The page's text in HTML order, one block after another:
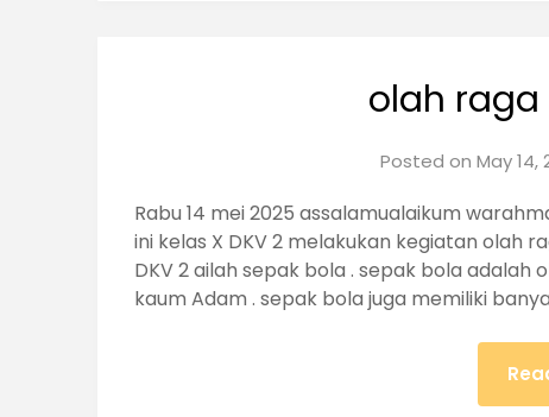
olah
Posted on May 14,
Rabu 14 mei 2025 assalamualaikum
ini kelas X DKV 2 melakukan kegiatan olah
DKV 2 ailah sepak bola . sepak bola
kaum Adam . sepak bola juga memiliki